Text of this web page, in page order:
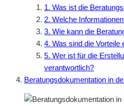
1. Was ist die
2. Welche
3. Wie kann die
4. Was sind die Vorteile
5. Wer ist für die
verantwortlich?
Beratungsdokumentation in